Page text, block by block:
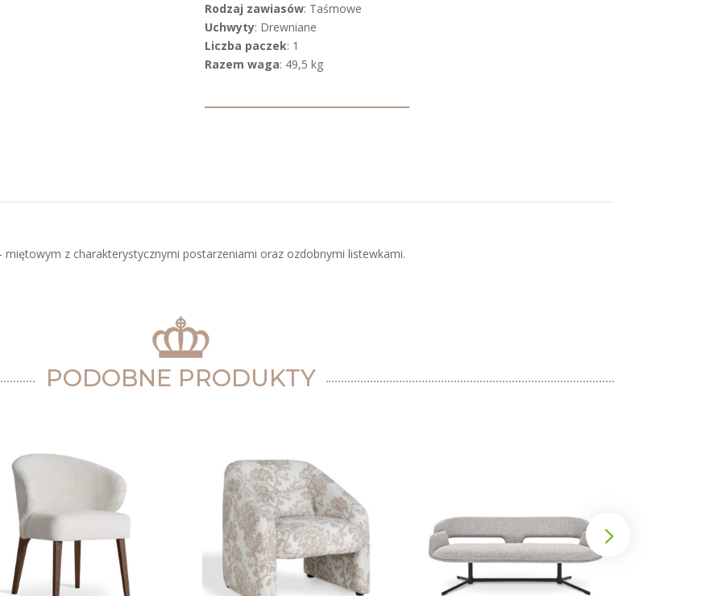
Rodzaj zawiasów: Taśmowe
Uchwyty: Drewniane
Liczba paczek: 1
Razem waga: 49,5 kg
z charakterystycznymi postarzeniami oraz ozdobnymi listewkami.
PODOBNE PRODUKTY